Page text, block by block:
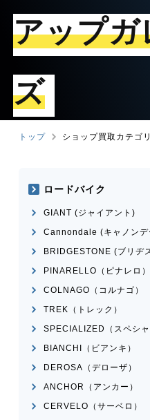
アップガ
ズ
トップ ショップ買取カテゴ
ロードバイク
GIANT (ジャイアント)
Cannondale (キャノンデ
BRIDGESTONE (ブリヂ
PINARELLO（ピナレロ）
COLNAGO（コルナゴ）
TREK（トレック）
SPECIALIZED（スペシャ
BIANCHI（ビアンキ）
DEROSA（デローザ）
ANCHOR（アンカー）
CERVELO（サーベロ）